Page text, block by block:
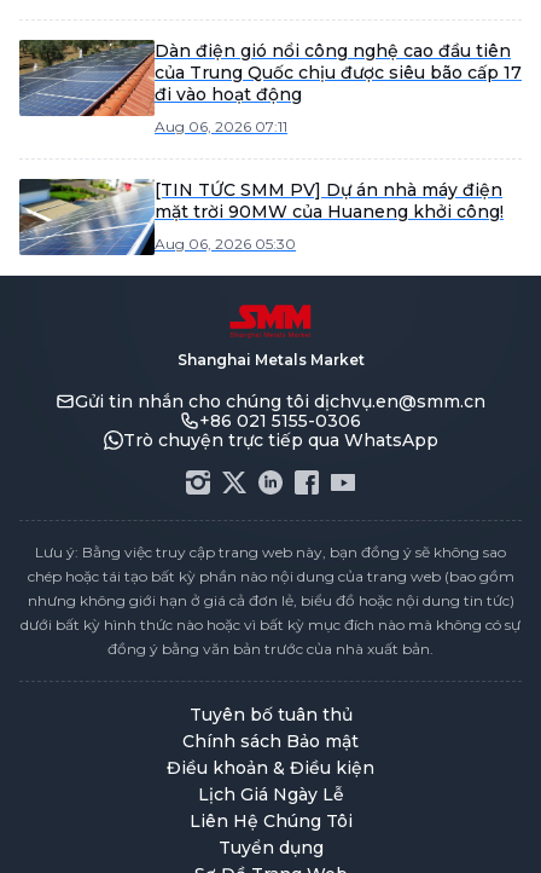
Dàn điện gió nổi công nghệ cao đầu tiên
của Trung Quốc chịu được siêu bão cấp 17
đi vào hoạt động
Aug 06, 2026 07:11
[TIN TỨC SMM PV] Dự án nhà máy điện
mặt trời 90MW của Huaneng khởi công!
Aug 06, 2026 05:30
Shanghai Metals Market
Gửi tin nhắn cho chúng tôi dịchvụ.en@smm.cn
+86 021 5155-0306
Trò chuyện trực tiếp qua WhatsApp
Lưu ý: Bằng việc truy cập trang web này, bạn đồng ý sẽ không sao
chép hoặc tái tạo bất kỳ phần nào nội dung của trang web (bao gồm
nhưng không giới hạn ở giá cả đơn lẻ, biểu đồ hoặc nội dung tin tức)
dưới bất kỳ hình thức nào hoặc vì bất kỳ mục đích nào mà không có sự
đồng ý bằng văn bản trước của nhà xuất bản.
Tuyên bố tuân thủ
Chính sách Bảo mật
Điều khoản & Điều kiện
Lịch Giá Ngày Lễ
Liên Hệ Chúng Tôi
Tuyển dụng